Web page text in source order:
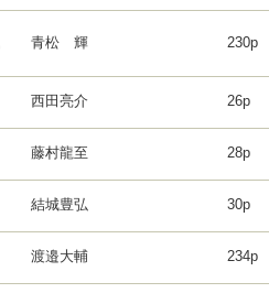
青松 輝 230p
西田亮介 26p
藤村龍至 28p
結城豊弘 30p
渡邉大輔 234p